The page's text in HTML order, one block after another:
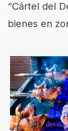
“Cártel del
bienes en